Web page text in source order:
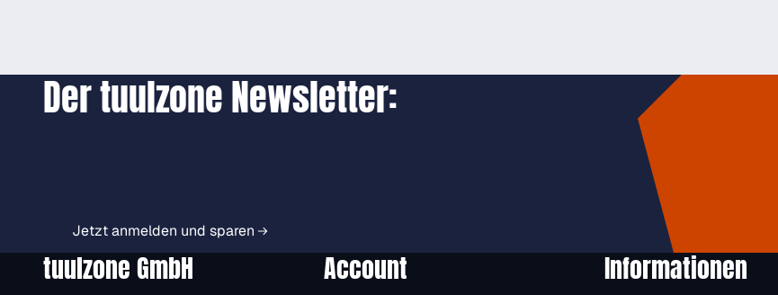
Der tuulzone Newsletter:
Jetzt anmelden und sparen
tuulzone GmbH Account Informationen